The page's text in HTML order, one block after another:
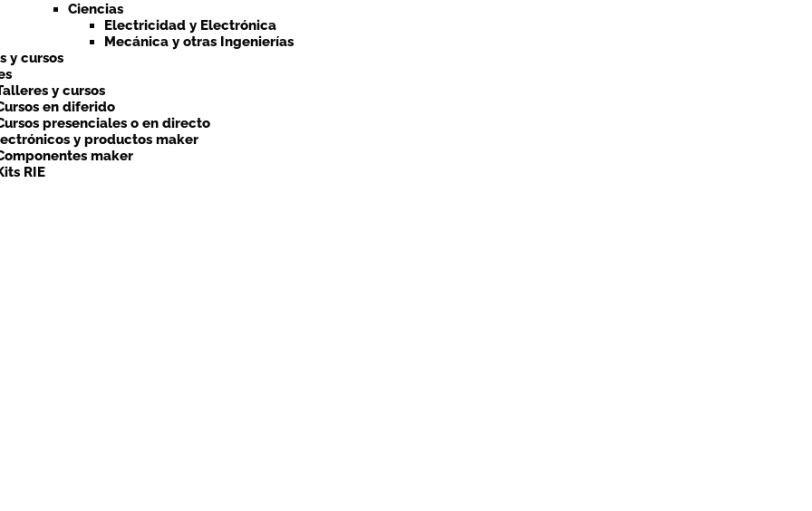
Ciencias
Electricidad y Electrónica
Mecánica y otras Ingenierías
y cursos
y cursos
en diferido
presenciales o en directo
y productos maker
maker
RIE